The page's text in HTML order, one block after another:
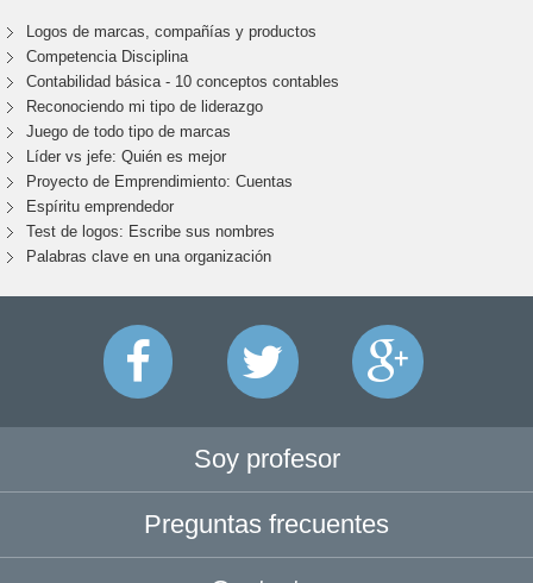
Logos de marcas, compañías y productos
Competencia Disciplina
Contabilidad básica - 10 conceptos contables
Reconociendo mi tipo de liderazgo
Juego de todo tipo de marcas
Líder vs jefe: Quién es mejor
Proyecto de Emprendimiento: Cuentas
Espíritu emprendedor
Test de logos: Escribe sus nombres
Palabras clave en una organización
Soy profesor
Preguntas frecuentes